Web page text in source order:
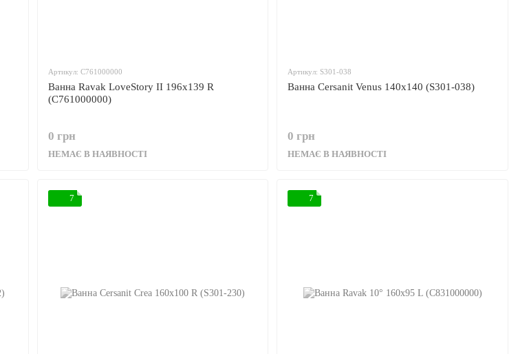
Артикул: C761000000
Ванна Ravak LoveStory II 196x139 R
(C761000000)
0 грн
НЕМАЄ В НАЯВНОСТІ
Артикул: S301-038
Ванна Cersanit Venus 140x140 (S301-038)
0 грн
НЕМАЄ В НАЯВНОСТІ
7 7